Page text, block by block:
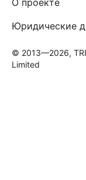
Юридические
© 2013—2026,
Limited